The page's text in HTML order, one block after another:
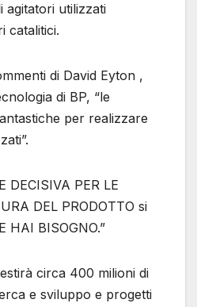
agitatori utilizzati
catalitici.
di David Eyton ,
di BP, “le
per realizzare
DECISIVA PER LE
DEL PRODOTTO si
HAI BISOGNO.”
circa 400 milioni di
e sviluppo e progetti